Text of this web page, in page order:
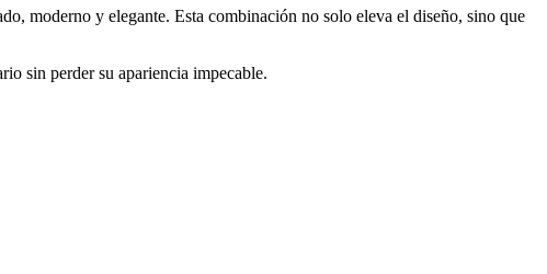
moderno y elegante. Esta combinación no solo eleva el diseño, sino que
sin perder su apariencia impecable.